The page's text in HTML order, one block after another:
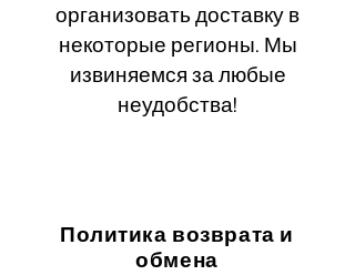
организовать доставку в
некоторые регионы. Мы
извиняемся за любые
неудобства!
Политика возврата и
обмена